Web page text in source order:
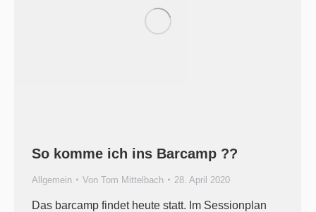
So komme ich ins Barcamp ??
Allgemein Von Tom Mittelbach 28. April 2020
Das barcamp findet heute statt. Im Sessionplan